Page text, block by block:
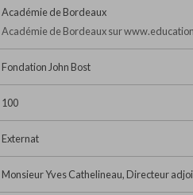
Académie de Bordeaux
Académie de Bordeaux sur
Fondation John Bost
100
Externat
Monsieur Yves Cathelineau, Directeur